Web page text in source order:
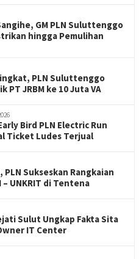
GM PLN Suluttenggo
hingga Pemulihan
PLN Suluttenggo
PT JRBM ke 10 Juta VA
Bird PLN Electric Run
Ticket Ludes Terjual
PLN Sukseskan Rangkaian
– UNKRIT di Tentena
Sulut Ungkap Fakta Sita
IT Center